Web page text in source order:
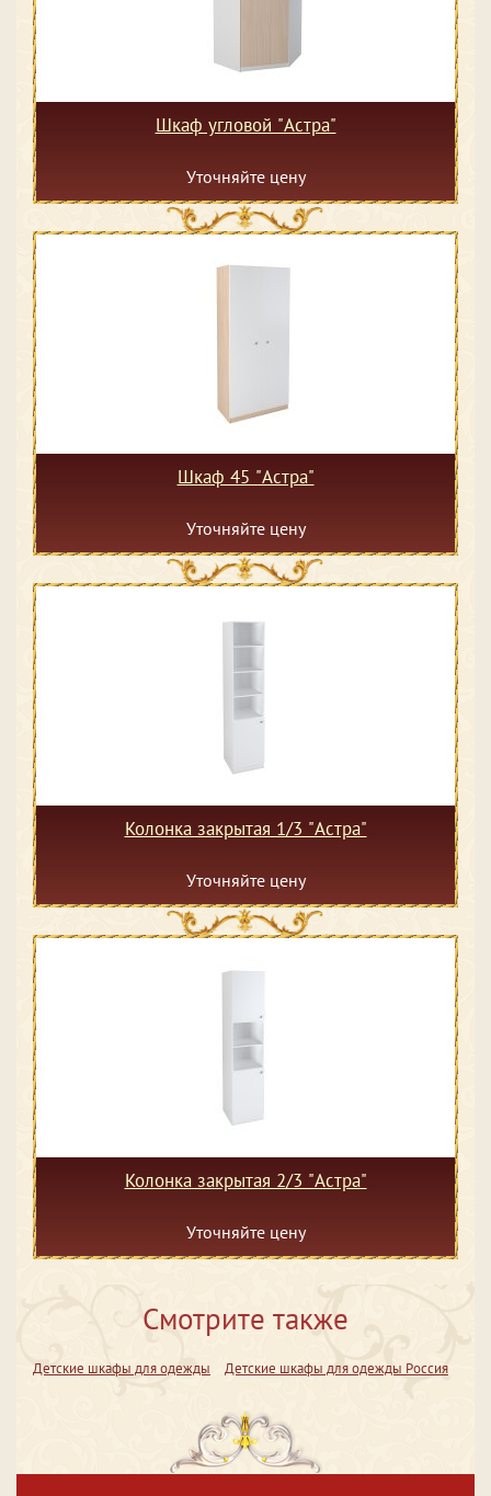
Шкаф угловой "Астра"
Уточняйте цену
Шкаф 45 "Астра"
Уточняйте цену
Колонка закрытая 1/3 "Астра"
Уточняйте цену
Колонка закрытая 2/3 "Астра"
Уточняйте цену
Смотрите также
Детские шкафы для одежды Детские шкафы для одежды Россия